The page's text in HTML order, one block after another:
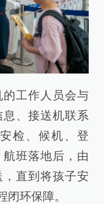
工作人员会与
、接送机联系
检、候机、登
班落地后，由
直到将孩子安
环保障。